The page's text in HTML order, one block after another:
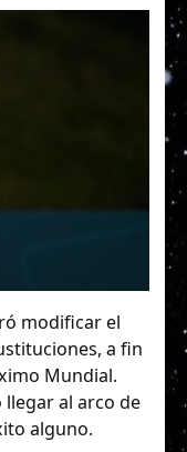
modificar el
a fin
Mundial.
al arco de
alguno.